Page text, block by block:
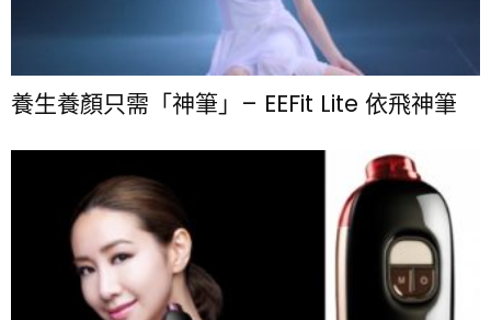
養生養顏只需「神筆」– EEFit Lite 依飛神筆